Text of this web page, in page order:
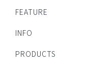
FEATURE
INFO
PRODUCTS